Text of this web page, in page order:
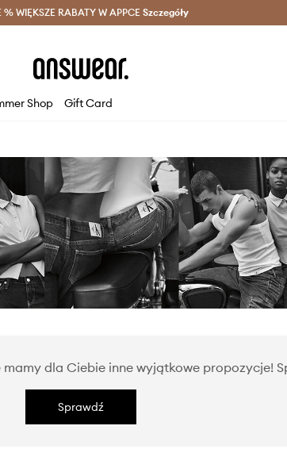
Club > Dostawa nawet w 24h >
% WIĘKSZE RABATY W APPCE Szczegóły
Shop Gift Card
dla Ciebie inne wyjątkowe propozycje!
Sprawdź